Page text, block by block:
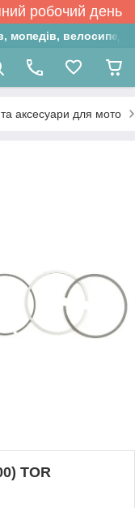
робочий день
мопедів,
аксесуари для мото
TOR